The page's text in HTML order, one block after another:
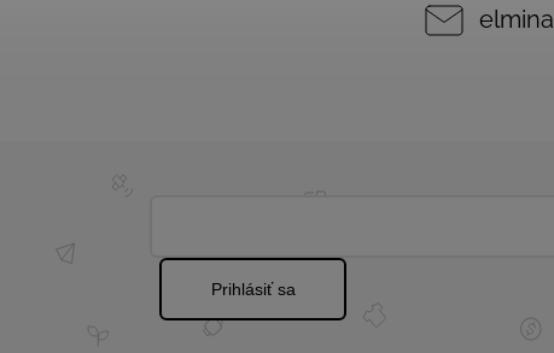
elmina
Prihlásiť sa